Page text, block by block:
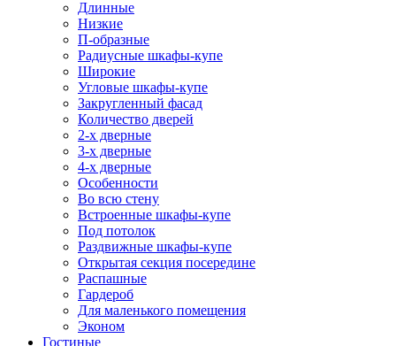
Длинные
Низкие
П-образные
Радиусные шкафы-купе
Широкие
Угловые шкафы-купе
Закругленный фасад
Количество дверей
2-х дверные
3-х дверные
4-х дверные
Особенности
Во всю стену
Встроенные шкафы-купе
Под потолок
Раздвижные шкафы-купе
Открытая секция посередине
Распашные
Гардероб
Для маленького помещения
Эконом
Гостиные